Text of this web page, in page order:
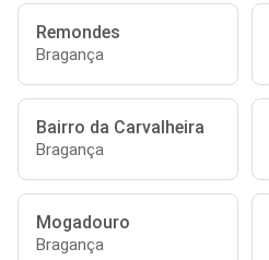
Remondes
Bragança
Bairro da Carvalheira
Bragança
Mogadouro
Bragança